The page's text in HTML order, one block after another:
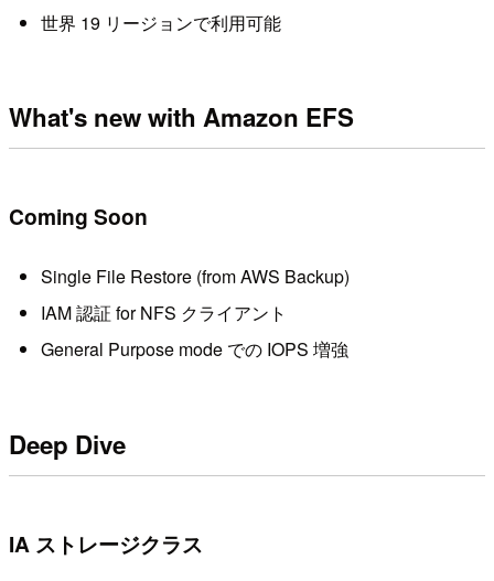
世界 19 リージョンで利用可能
What's new with Amazon EFS
Coming Soon
Single File Restore (from AWS Backup)
IAM 認証 for NFS クライアント
General Purpose mode での IOPS 増強
Deep Dive
IA ストレージクラス